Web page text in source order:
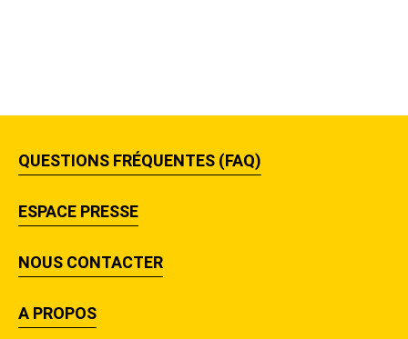
QUESTIONS FRÉQUENTES (FAQ)
ESPACE PRESSE
NOUS CONTACTER
A PROPOS